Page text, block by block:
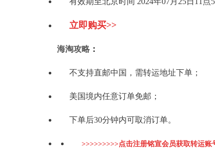
立即购买>>
海淘攻略 ：
不支持直邮中国，需转运地址下单；
美国境内任意订单免邮；
下单后30分钟内可取消订单。
>>>>>>>>>点击注册铭宣会员获取转运账